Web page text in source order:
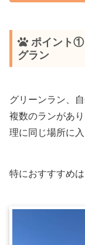
ポイント①
グラン
グリーンラン、
複数のランがあ
理に同じ場所に
特におすすすめ